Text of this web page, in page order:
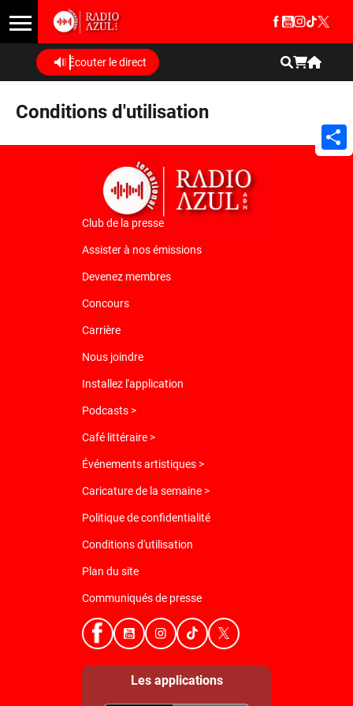
Écouter le direct
Conditions d'utilisation
Club de la presse
Assister à nos émissions
Devenez membres
Concours
Carrière
Nous joindre
Installez l'application
Podcasts >
Café littéraire >
Événements artistiques >
Caricature de la semaine >
Politique de confidentialité
Conditions d'utilisation
Plan du site
Communiqués de presse
Les applications